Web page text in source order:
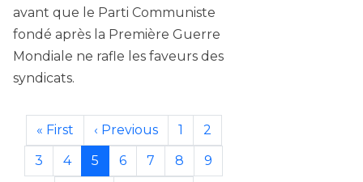
avant que le Parti Communiste
fondé après la Première Guerre
Mondiale ne rafle les faveurs des
syndicats.
Pagination
First page
« First Previous page
‹ Previous Page
1 Page
2
Page
3 Page
4 Page
5 Page
6 Page
7 Page
8 Page
9